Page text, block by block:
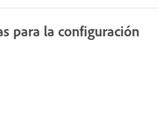
para la configuración